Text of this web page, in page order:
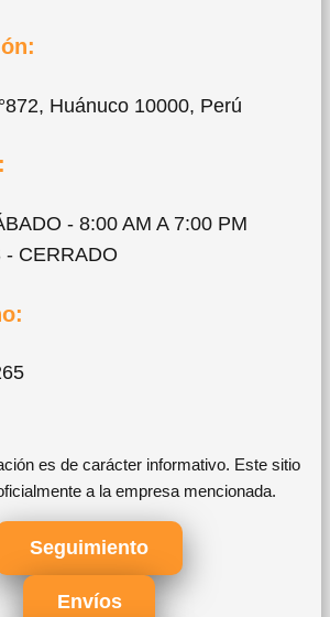
Huánuco 10000, Perú
- 8:00 AM A 7:00 PM
- CERRADO
es de carácter informativo. Este sitio
a la empresa mencionada.
Seguimiento
Envíos